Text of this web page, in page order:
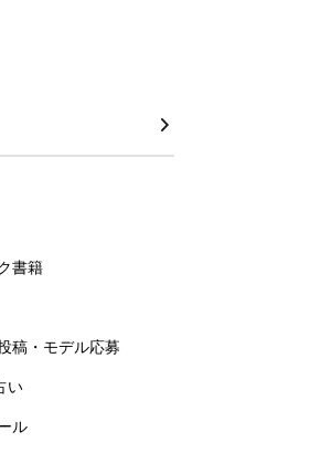
書籍
稿・モデル応募
い
ル